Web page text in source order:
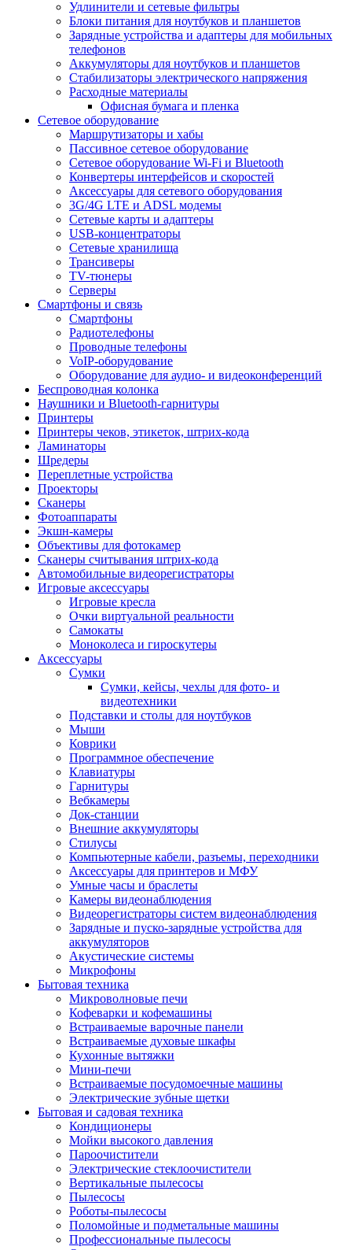
Удлинители и сетевые фильтры
Блоки питания для ноутбуков и планшетов
Зарядные устройства и адаптеры для мобильных
телефонов
Аккумуляторы для ноутбуков и планшетов
Стабилизаторы электрического напряжения
Расходные материалы
Офисная бумага и пленка
Сетевое оборудование
Маршрутизаторы и хабы
Пассивное сетевое оборудование
Сетевое оборудование Wi-Fi и Bluetooth
Конвертеры интерфейсов и скоростей
Аксессуары для сетевого оборудования
3G/4G LTE и ADSL модемы
Сетевые карты и адаптеры
USB-концентраторы
Сетевые хранилища
Трансиверы
TV-тюнеры
Серверы
Смартфоны и связь
Смартфоны
Радиотелефоны
Проводные телефоны
VoIP-оборудование
Оборудование для аудио- и видеоконференций
Беспроводная колонка
Наушники и Bluetooth-гарнитуры
Принтеры
Принтеры чеков, этикеток, штрих-кода
Ламинаторы
Шредеры
Переплетные устройства
Проекторы
Сканеры
Фотоаппараты
Экшн-камеры
Объективы для фотокамер
Сканеры считывания штрих-кода
Автомобильные видеорегистраторы
Игровые аксессуары
Игровые кресла
Очки виртуальной реальности
Самокаты
Моноколеса и гироскутеры
Аксессуары
Сумки
Сумки, кейсы, чехлы для фото- и
видеотехники
Подставки и столы для ноутбуков
Мыши
Коврики
Программное обеспечение
Клавиатуры
Гарнитуры
Вебкамеры
Док-станции
Внешние аккумуляторы
Стилусы
Компьютерные кабели, разъемы, переходники
Аксессуары для принтеров и МФУ
Умные часы и браслеты
Камеры видеонаблюдения
Видеорегистраторы систем видеонаблюдения
Зарядные и пуско-зарядные устройства для
аккумуляторов
Акустические системы
Микрофоны
Бытовая техника
Микроволновые печи
Кофеварки и кофемашины
Встраиваемые варочные панели
Встраиваемые духовые шкафы
Кухонные вытяжки
Мини-печи
Встраиваемые посудомоечные машины
Электрические зубные щетки
Бытовая и садовая техника
Кондиционеры
Мойки высокого давления
Пароочистители
Электрические стеклоочистители
Вертикальные пылесосы
Пылесосы
Роботы-пылесосы
Поломойные и подметальные машины
Профессиональные пылесосы